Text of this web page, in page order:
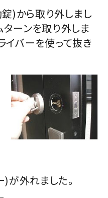
)から取り外しまし
ターンを取り外しま
イバーを使って抜き
が外れました。